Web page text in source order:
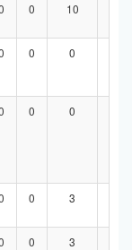
0 10
0 0
0 0
0 3
0 3